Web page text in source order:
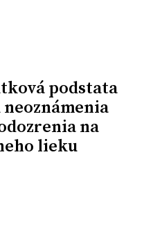
podstata
na
lieku